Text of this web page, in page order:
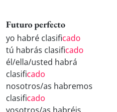
Futuro perfecto
yo habré clasificado
tú habrás clasificado
él/ella/usted habrá
clasificado
nosotros/as habremos
clasificado